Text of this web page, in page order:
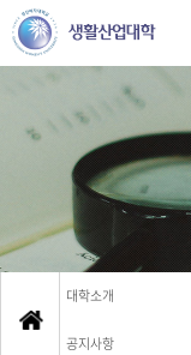
대학소개
공지사항